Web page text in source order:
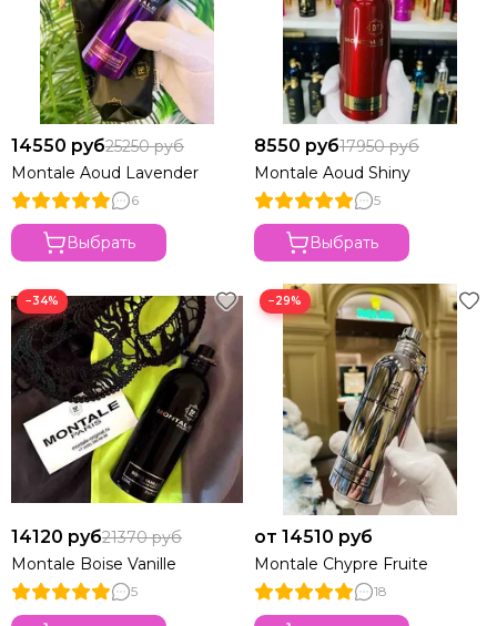
14550 руб25250 руб
Montale Aoud Lavender
6
Выбрать
8550 руб17950 руб
Montale Aoud Shiny
5
Выбрать
−34%
14120 руб21370 руб
Montale Boise Vanille
5
−29%
от 14510 руб
Montale Chypre Fruite
18